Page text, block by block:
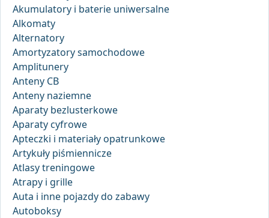
Akumulatory i baterie uniwersalne
Alkomaty
Alternatory
Amortyzatory samochodowe
Amplitunery
Anteny CB
Anteny naziemne
Aparaty bezlusterkowe
Aparaty cyfrowe
Apteczki i materiały opatrunkowe
Artykuły piśmiennicze
Atlasy treningowe
Atrapy i grille
Auta i inne pojazdy do zabawy
Autoboksy